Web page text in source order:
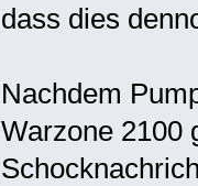
dass dies
Nachdem
Warzone 2100